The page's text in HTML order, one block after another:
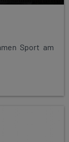
Sport am